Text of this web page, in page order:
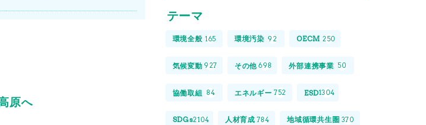
原へ
テーマ
環境全般 165 環境汚染 92 OECM 250
気候変動 927 その他 698 外部連携事業 50
協働取組 84 エネルギー 752 ESD1304
SDGs2104 人材育成 784 地域循環共生圏 370